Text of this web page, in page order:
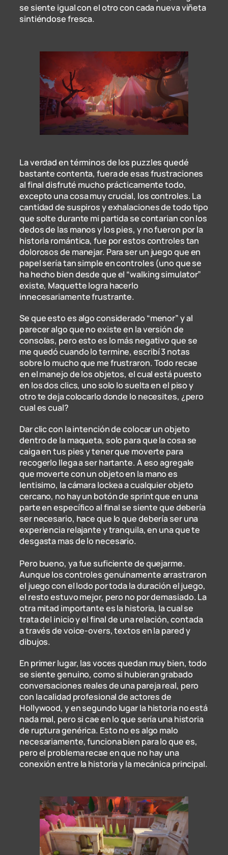
se siente igual con el otro con cada nueva viñeta
sintiéndose fresca.
La verdad en términos de los puzzles quedé
bastante contenta, fuera de esas frustraciones
al final disfruté mucho prácticamente todo,
excepto una cosa muy crucial, los controles. La
cantidad de suspiros y exhalaciones de todo tipo
que solte durante mi partida se contarian con los
dedos de las manos y los pies, y no fueron por la
historia romántica, fue por estos controles tan
dolorosos de manejar. Para ser un juego que en
papel sería tan simple en controles (uno que se
ha hecho bien desde que el “walking simulator”
existe, Maquette logra hacerlo
innecesariamente frustrante.
Se que esto es algo considerado “menor” y al
parecer algo que no existe en la versión de
consolas, pero esto es lo más negativo que se
me quedó cuando lo termine, escribí 3 notas
sobre lo mucho que me frustraron. Todo recae
en el manejo de los objetos, el cual está puesto
en los dos clics, uno solo lo suelta en el piso y
otro te deja colocarlo donde lo necesites, ¿pero
cual es cual?
Dar clic con la intención de colocar un objeto
dentro de la maqueta, solo para que la cosa se
caiga en tus pies y tener que moverte para
recogerlo llega a ser hartante. A eso agregale
que moverte con un objeto en la mano es
lentisimo, la cámara lockea a cualquier objeto
cercano, no hay un botón de sprint que en una
parte en específico al final se siente que debería
ser necesario, hace que lo que debería ser una
experiencia relajante y tranquila, en una que te
desgasta mas de lo necesario.
Pero bueno, ya fue suficiente de quejarme.
Aunque los controles genuinamente arrastraron
el juego con el lodo por toda la duración el juego,
el resto estuvo mejor, pero no por demasiado. La
otra mitad importante es la historia, la cual se
trata del inicio y el final de una relación, contada
a través de voice-overs, textos en la pared y
dibujos.
En primer lugar, las voces quedan muy bien, todo
se siente genuino, como si hubieran grabado
conversaciones reales de una pareja real, pero
con la calidad profesional de actores de
Hollywood, y en segundo lugar la historia no está
nada mal, pero si cae en lo que sería una historia
de ruptura genérica. Esto no es algo malo
necesariamente, funciona bien para lo que es,
pero el problema recae en que no hay una
conexión entre la historia y la mecánica principal.